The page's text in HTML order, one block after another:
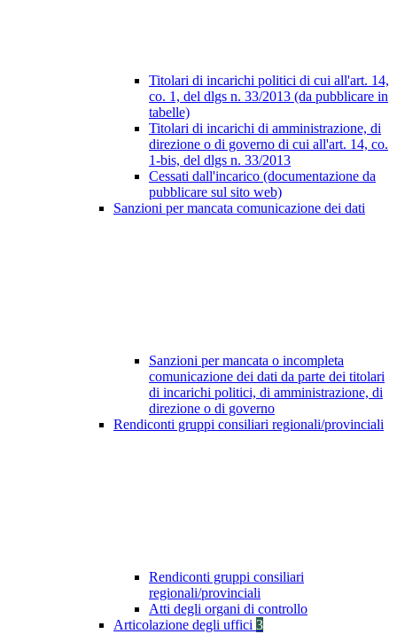
Titolari di incarichi politici di cui all'art. 14,
co. 1, del dlgs n. 33/2013 (da pubblicare in
tabelle)
Titolari di incarichi di amministrazione, di
direzione o di governo di cui all'art. 14, co.
1-bis, del dlgs n. 33/2013
Cessati dall'incarico (documentazione da
pubblicare sul sito web)
Sanzioni per mancata comunicazione dei dati
Sanzioni per mancata o incompleta
comunicazione dei dati da parte dei titolari
di incarichi politici, di amministrazione, di
direzione o di governo
Rendiconti gruppi consiliari regionali/provinciali
Rendiconti gruppi consiliari
regionali/provinciali
Atti degli organi di controllo
Articolazione degli uffici 3